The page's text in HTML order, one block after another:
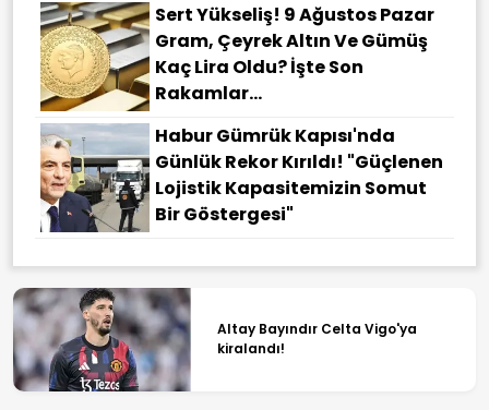
Sert Yükseliş! 9 Ağustos Pazar
Gram, Çeyrek Altın Ve Gümüş
Kaç Lira Oldu? İşte Son
Rakamlar...
Habur Gümrük Kapısı'nda
Günlük Rekor Kırıldı! "Güçlenen
Lojistik Kapasitemizin Somut
Bir Göstergesi"
Altay Bayındır Celta Vigo'ya
kiralandı!